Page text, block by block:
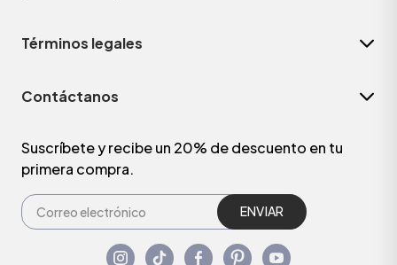
Términos legales
Contáctanos
Suscríbete y recibe un 20% de descuento en tu
primera compra.
ENVIAR